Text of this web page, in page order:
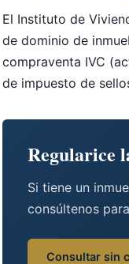
El Instituto de
de dominio de
compraventa IVC
de impuesto de
Regularice
Si tiene un
consúltenos
Consultar sin